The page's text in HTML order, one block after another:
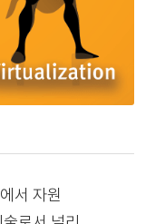
서 자원